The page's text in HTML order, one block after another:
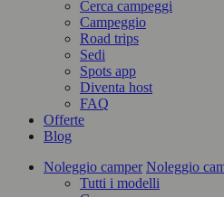
Cerca campeggi
Campeggio
Road trips
Sedi
Spots app
Diventa host
FAQ
Offerte
Blog
Noleggio camper Noleggio
Tutti i modelli